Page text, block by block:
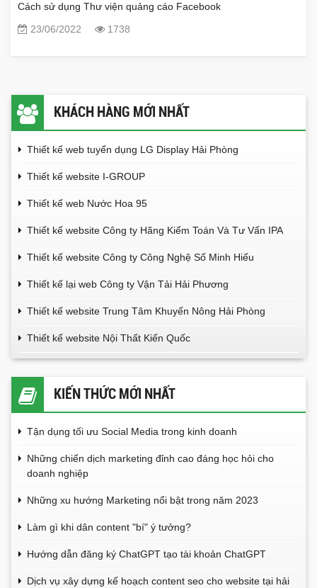
Cách sử dụng Thư viện quảng cáo Facebook
23/06/2022
1738
KHÁCH HÀNG MỚI NHẤT
Thiết kế web tuyển dụng LG Display Hải Phòng
Thiết kế website I-GROUP
Thiết kế web Nước Hoa 95
Thiết kế website Công ty Hãng Kiểm Toán Và Tư Vấn IPA
Thiết kế website Công ty Công Nghệ Số Minh Hiếu
Thiết kế lại web Công ty Vận Tải Hải Phương
Thiết kế website Trung Tâm Khuyến Nông Hải Phòng
Thiết kế website Nội Thất Kiến Quốc
KIẾN THỨC MỚI NHẤT
Tận dụng tối ưu Social Media trong kinh doanh
Những chiến dịch marketing đỉnh cao đáng học hỏi cho
doanh nghiệp
Những xu hướng Marketing nổi bật trong năm 2023
Làm gì khi dân content "bí" ý tưởng?
Hướng dẫn đăng ký ChatGPT tạo tài khoản ChatGPT
Dịch vụ xây dựng kế hoạch content seo cho website tại hải